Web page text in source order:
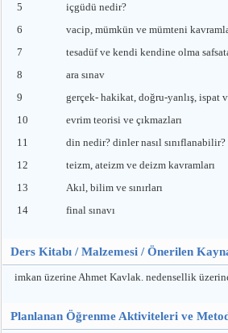
5
içgüdü nedir?
6
vacip, mümkün ve mümteni
7
tesadüf ve kendi kendine olma
8
ara sınav
9
gerçek- hakikat, doğru-yanlış, ispat
10
evrim teorisi ve çıkmazları
11
din nedir? dinler nasıl sınıflanabilir?
12
teizm, ateizm ve deizm kavramları
13
Akıl, bilim ve sınırları
14
final sınavı
Ders Kitabı / Malzemesi / Önerilen
imkan üzerine Ahmet Kavlak. nedensellik
Planlanan Öğrenme Aktiviteleri ve